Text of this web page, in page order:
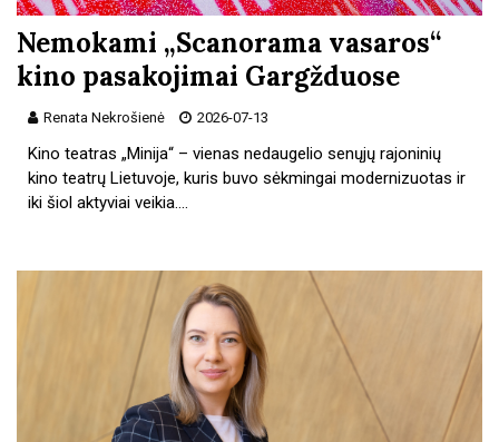
Nemokami „Scanorama vasaros“
kino pasakojimai Gargžduose
Renata Nekrošienė 2026-07-13
Kino teatras „Minija“ – vienas nedaugelio senųjų rajoninių
kino teatrų Lietuvoje, kuris buvo sėkmingai modernizuotas ir
iki šiol aktyviai veikia.…